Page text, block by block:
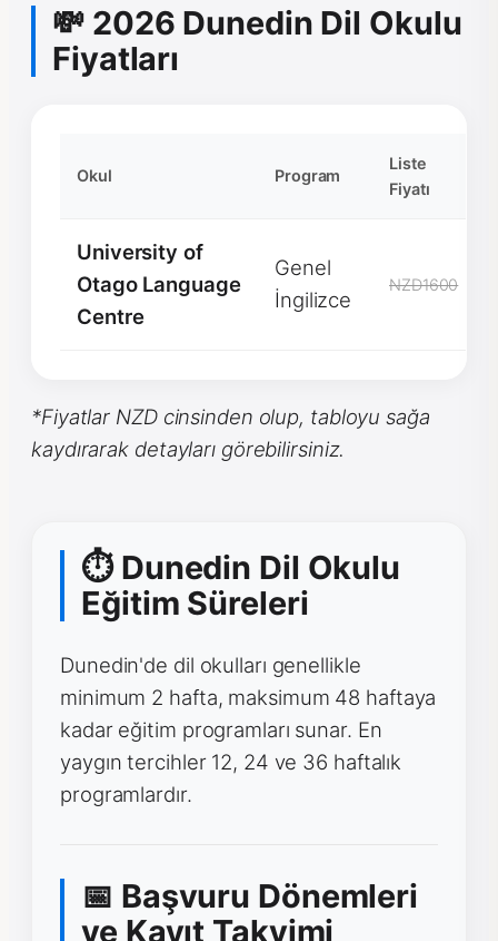
💸 2026 Dunedin Dil Okulu
Fiyatları
Okul Program
Liste
Fiyatı
University of
Otago Language
Centre
Genel
İngilizce
NZD1600
*Fiyatlar NZD cinsinden olup, tabloyu sağa
kaydırarak detayları görebilirsiniz.
⏱ Dunedin Dil Okulu
Eğitim Süreleri
Dunedin'de dil okulları genellikle
minimum 2 hafta, maksimum 48 haftaya
kadar eğitim programları sunar. En
yaygın tercihler 12, 24 ve 36 haftalık
programlardır.
📅 Başvuru Dönemleri
ve Kayıt Takvimi